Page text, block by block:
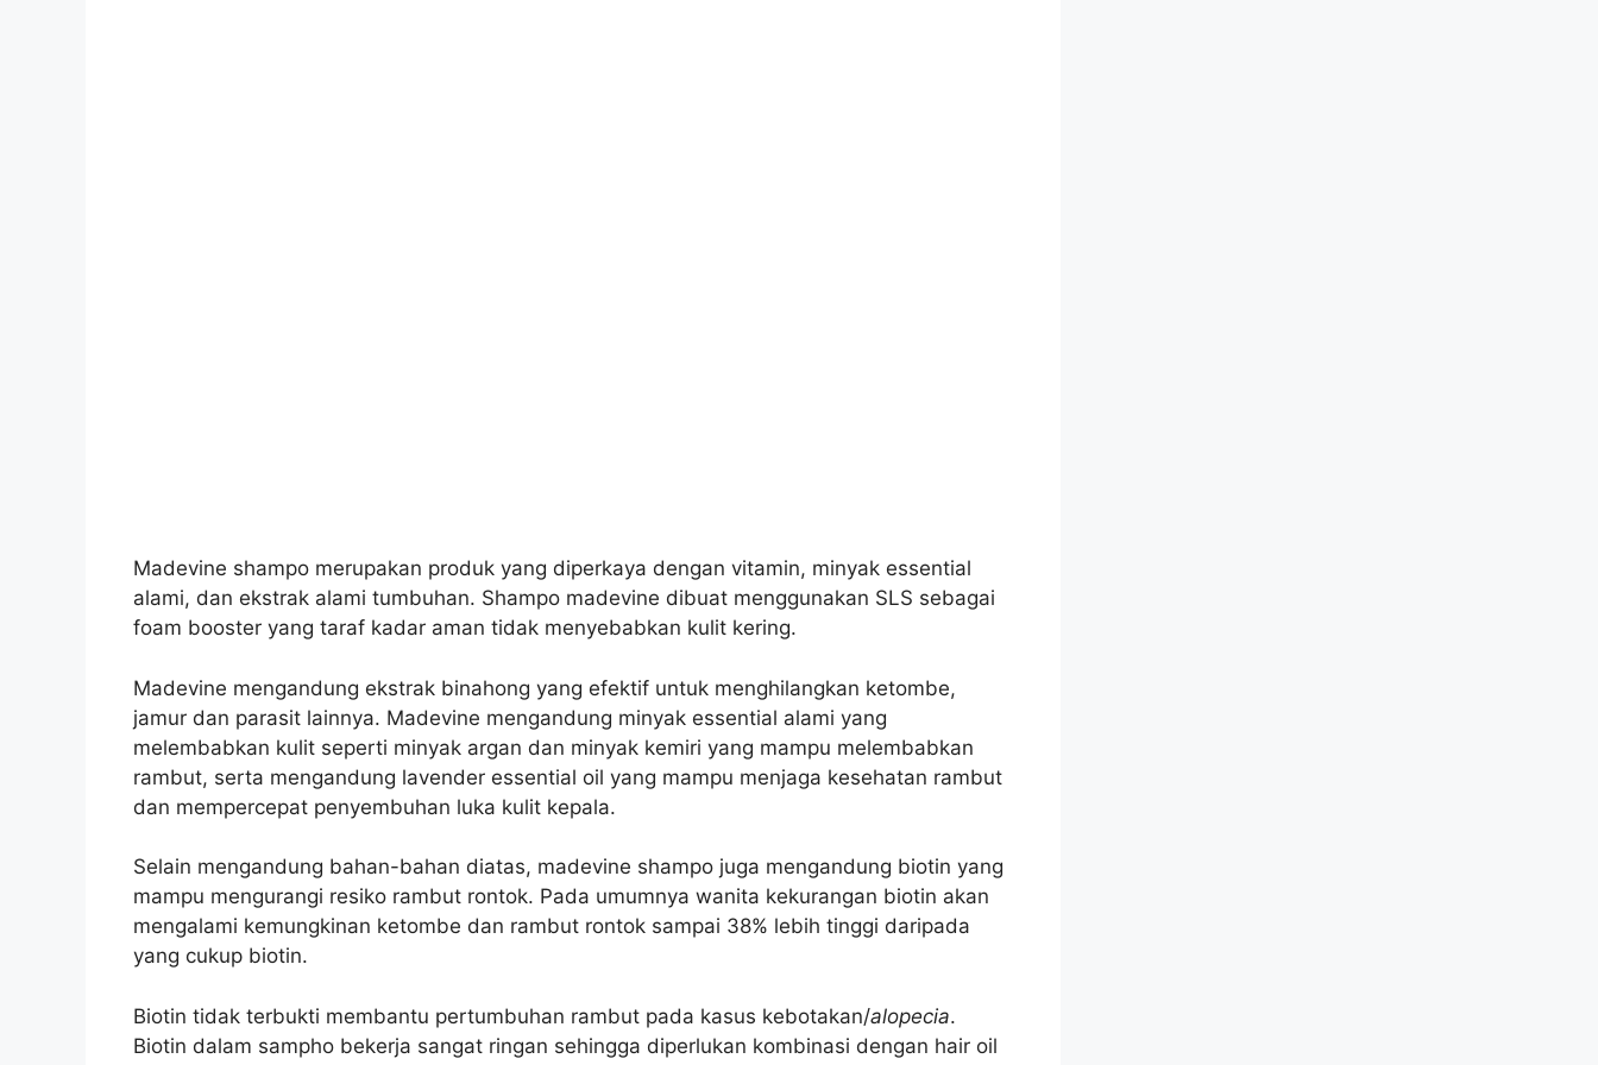
Madevine shampo merupakan produk yang diperkaya dengan vitamin, minyak essential
alami, dan ekstrak alami tumbuhan. Shampo madevine dibuat menggunakan SLS sebagai
foam booster yang taraf kadar aman tidak menyebabkan kulit kering.
Madevine mengandung ekstrak binahong yang efektif untuk menghilangkan ketombe,
jamur dan parasit lainnya. Madevine mengandung minyak essential alami yang
melembabkan kulit seperti minyak argan dan minyak kemiri yang mampu melembabkan
rambut, serta mengandung lavender essential oil yang mampu menjaga kesehatan rambut
dan mempercepat penyembuhan luka kulit kepala.
Selain mengandung bahan-bahan diatas, madevine shampo juga mengandung biotin yang
mampu mengurangi resiko rambut rontok. Pada umumnya wanita kekurangan biotin akan
mengalami kemungkinan ketombe dan rambut rontok sampai 38% lebih tinggi daripada
yang cukup biotin.
Biotin tidak terbukti membantu pertumbuhan rambut pada kasus kebotakan/alopecia.
Biotin dalam sampho bekerja sangat ringan sehingga diperlukan kombinasi dengan hair oil